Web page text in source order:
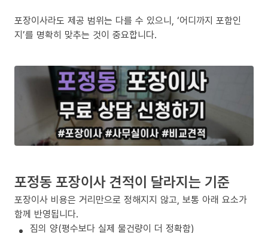
포장이사라도 제공 범위는 다를 수 있으니, ‘어디까지 포함인
지’를 명확히 맞추는 것이 중요합니다.
포정동 포장이사 견적이 달라지는 기준
포장이사 비용은 거리만으로 정해지지 않고, 보통 아래 요소가
함께 반영됩니다.
짐의 양(평수보다 실제 물건량이 더 정확함)